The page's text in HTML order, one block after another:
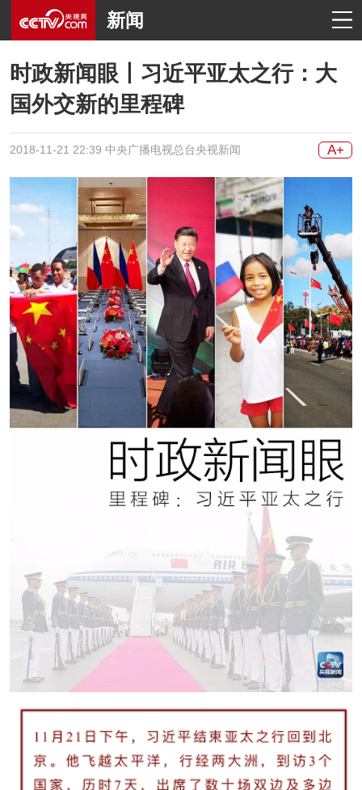
新闻
时政新闻眼丨习近平亚太之行：大
国外交新的里程碑
2018-11-21 22:39 中央广播电视总台央视新闻 A+